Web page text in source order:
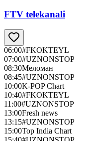
FTV telekanali
06:00#FKOKTEYL
07:00#UZNONSTOP
08:30Меломан
08:45#UZNONSTOP
10:00K-POP Chart
10:40#FKOKTEYL
11:00#UZNONSTOP
13:00Fresh news
13:15#UZNONSTOP
15:00Top India Chart